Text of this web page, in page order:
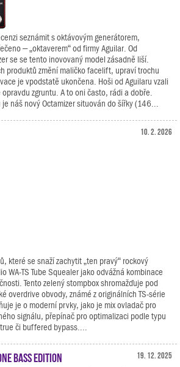
seznámit s oktávovým generátorem,
– „oktaverem“ od firmy Aguilar. Od
se se tento inovovaný model zásadně liší.
produktů změní maličko facelift, upraví trochu
je vpodstatě ukončena. Hoši od Aguilaru vzali
zgruntu. A to oni často, rádi a dobře.
náš nový Octamizer situován do šířky (146...
10. 2. 2026
které se snaží zachytit „ten pravý“ rockový
WA-TS Tube Squealer jako odvážná kombinace
Tento zelený stompbox shromažďuje pod
overdrive obvody, známé z originálních TS-série
je o moderní prvky, jako je mix ovladač pro
signálu, přepínač pro optimalizaci podle typu
či buffered bypass....
19. 12. 2025
Bass Edition